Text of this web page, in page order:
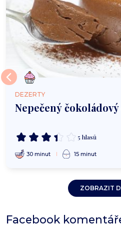
DEZERTY
Nepečený
5 hlasů
30 minut 15 minut
ZOBRAZIT
Facebook